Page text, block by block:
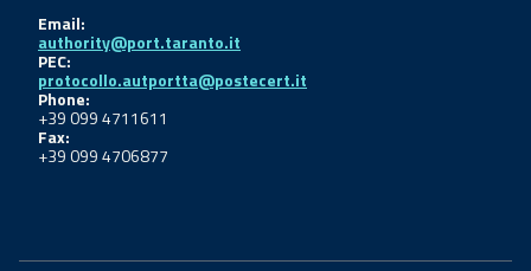
Email:
authority@port.taranto.it
PEC:
protocollo.autportta@postecert.it
Phone:
+39 099 4711611
Fax:
+39 099 4706877